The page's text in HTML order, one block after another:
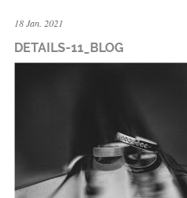
18 Jan. 2021
DETAILS-11_BLOG